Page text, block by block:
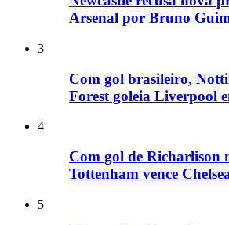
Arsenal por Bruno
3
Com gol brasileiro,
Forest goleia Liverpool
4
Com gol de Richarlison
Tottenham vence
5